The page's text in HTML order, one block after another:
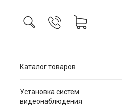
Каталог товаров
Установка систем
видеонаблюдения